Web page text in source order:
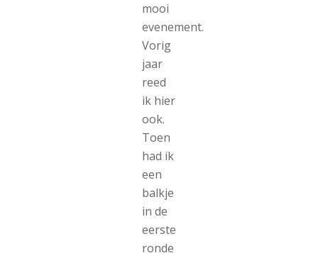
mooi
evenement.
Vorig
jaar
reed
ik hier
ook.
Toen
had ik
een
balkje
in de
eerste
ronde